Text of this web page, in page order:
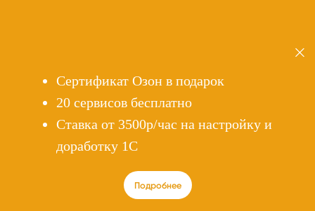
Сертификат Озон в подарок
20 сервисов бесплатно
Cтавка от 3500р/час на настройку и
доработку 1С
Подробнее